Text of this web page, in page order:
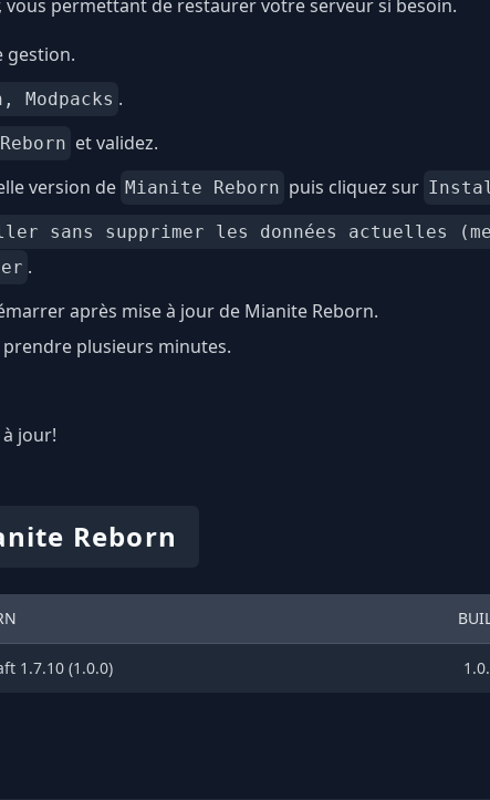
vous permettant de restaurer votre serveur si besoin.
gestion.
Modpacks .
et validez.
version de Mianite Reborn puis cliquez sur
sans supprimer les données actuelles
.
après mise à jour de Mianite Reborn.
plusieurs minutes.
jour!
Reborn
1.7.10 (1.0.0)